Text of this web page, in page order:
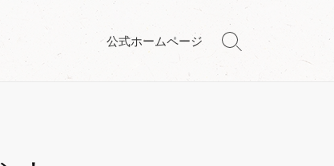
公式ホームページ
検